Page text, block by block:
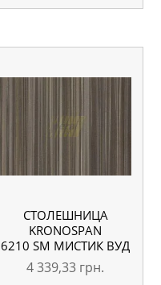
СТОЛЕШНИЦА
KRONOSPAN
6210 SМ МИСТИК ВУД
4100X600X38 ММ
4 339,33 грн.